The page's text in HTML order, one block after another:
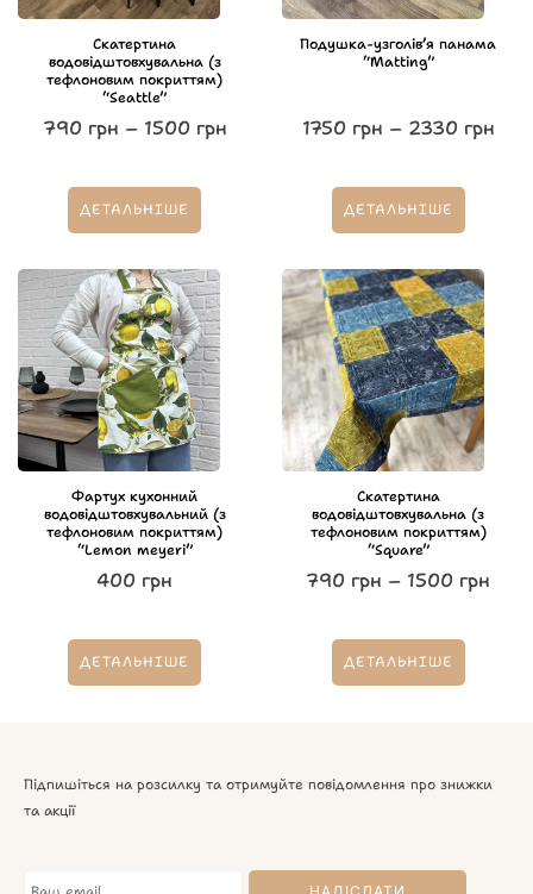
Скатертина
водовідштовхувальна (з
тефлоновим покриттям)
“Seattle”
790 грн – 1500 грн
ДЕТАЛЬНІШЕ
Подушка-узголівʼя панама
“Matting”
1750 грн – 2330 грн
ДЕТАЛЬНІШЕ
Фартух кухонний
водовідштовхувальний (з
тефлоновим покриттям)
“Lemon meyeri”
400 грн
ДЕТАЛЬНІШЕ
Скатертина
водовідштовхувальна (з
тефлоновим покриттям)
“Square”
790 грн – 1500 грн
ДЕТАЛЬНІШЕ
Підпишіться на розсилку та отримуйте повідомлення про знижки
та акції